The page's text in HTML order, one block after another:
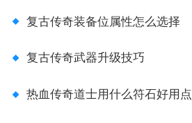
复古传奇装备位属性怎么选择
复古传奇武器升级技巧
热血传奇道士用什么符石好用点